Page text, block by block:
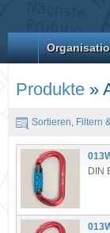
Produkte »
Sortieren, Filtern
DIN